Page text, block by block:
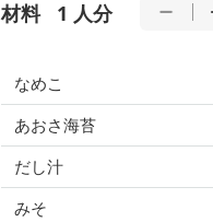
材料 1 人分
なめこ
あおさ海苔
だし汁
みそ